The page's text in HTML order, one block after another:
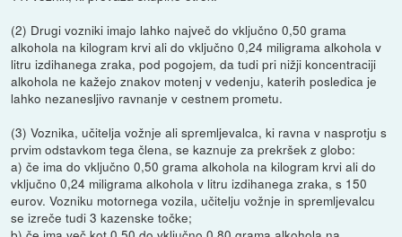
(2) Drugi vozniki imajo lahko največ do vključno 0,50 grama
alkohola na kilogram krvi ali do vključno 0,24 miligrama alkohola v
litru izdihanega zraka, pod pogojem, da tudi pri nižji koncentraciji
alkohola ne kažejo znakov motenj v vedenju, katerih posledica je
lahko nezanesljivo ravnanje v cestnem prometu.
(3) Voznika, učitelja vožnje ali spremljevalca, ki ravna v nasprotju s
prvim odstavkom tega člena, se kaznuje za prekršek z globo:
a) če ima do vključno 0,50 grama alkohola na kilogram krvi ali do
vključno 0,24 miligrama alkohola v litru izdihanega zraka, s 150
eurov. Vozniku motornega vozila, učitelju vožnje in spremljevalcu
se izreče tudi 3 kazenske točke;